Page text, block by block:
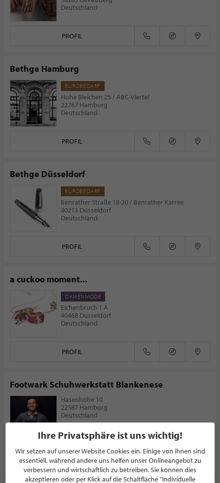
Deutschland
PROFIL
Bethge Hamburg
BÜROBEDARF
Hohe Bleichen 25 / ABC-Viertel
22767 Hamburg
Deutschland
PROFIL
Bethge Düsseldorf
BÜROBEDARF
Benrather Straße 18-20 / Benrather Karree
40213 Düsseldorf
Deutschland
PROFIL
a cuckoo moment...
DAMENMODE
Eichenbruch 1 A
40468 Düsseldorf
Deutschland
PROFIL
Footwark Schuhwerkstatt Blankenese
Hasenhöhe 10
22587 Hamburg
Deutschland
PROFIL
Ihre Privatsphäre ist uns wichtig!
Wir setzen auf unserer Website Cookies ein. Einige von ihnen sind
essentiell, während andere uns helfen unser Onlineangebot zu
verbessern und wirtschaftlich zu betreiben. Sie können dies
akzeptieren oder per Klick auf die Schaltfläche "Individuelle